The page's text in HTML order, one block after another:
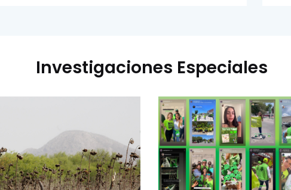
Investigaciones Especiales